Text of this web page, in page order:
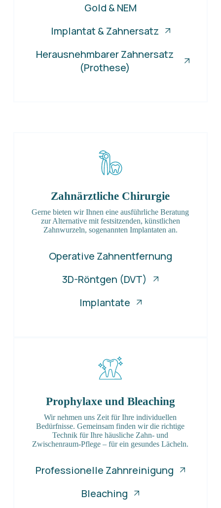
Gold & NEM
Implantat & Zahnersatz
Herausnehmbarer Zahnersatz
(Prothese)
Zahnärztliche Chirurgie
Gerne bieten wir Ihnen eine ausführliche Beratung
zur Alternative mit festsitzenden, künstlichen
Zahnwurzeln, sogenannten Implantaten an.
Operative Zahnentfernung
3D-Röntgen (DVT)
Implantate
Prophylaxe und Bleaching
Wir nehmen uns Zeit für Ihre individuellen
Bedürfnisse. Gemeinsam finden wir die richtige
Technik für Ihre häusliche Zahn- und
Zwischenraum-Pflege – für ein gesundes Lächeln.
Professionelle Zahnreinigung
Bleaching